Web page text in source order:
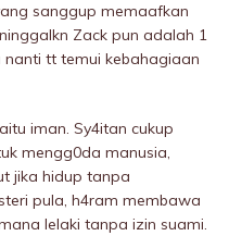
sanggup memaafkan
Zack pun adalah 1
tt temui kebahagiaan
iman. Sy4itan cukup
mengg0da manusia,
jika hidup tanpa
pula, h4ram membawa
lelaki tanpa izin suami.